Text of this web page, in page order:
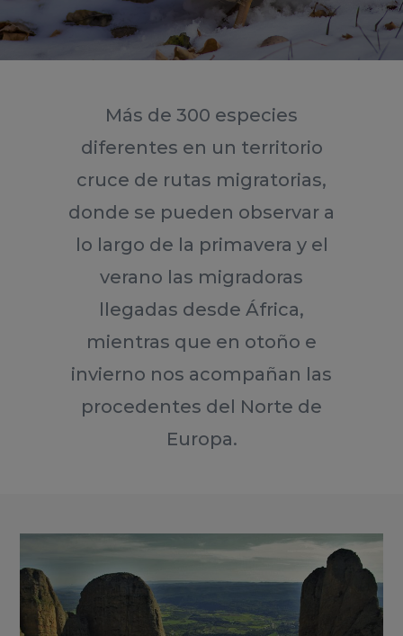
Más de 300 especies
diferentes en un territorio
cruce de rutas migratorias,
donde se pueden observar a
lo largo de la primavera y el
verano las migradoras
llegadas desde África,
mientras que en otoño e
invierno nos acompañan las
procedentes del Norte de
Europa.